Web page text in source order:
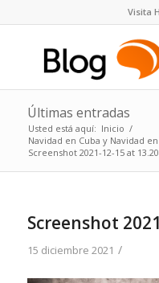
Visita
Últimas entradas
Usted está aquí: Inicio /
Navidad en Cuba y Navidad
Screenshot 2021-12-15 at
Screenshot
15 diciembre 2021 /